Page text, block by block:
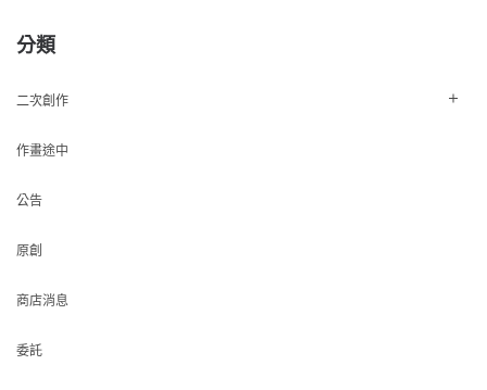
分類
二次創作
作畫途中
公告
原創
商店消息
委託